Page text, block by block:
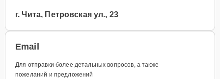
г. Чита, Петровская ул., 23
Email
Для отправки более детальных вопросов, а также
пожеланий и предложений